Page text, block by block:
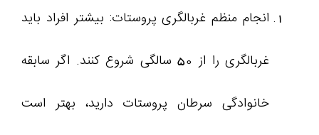
انجام منظم غربالگری پروستات: بیشتر افراد باید
غربالگری را از 50 سالگی شروع کنند. اگر سابقه
خانوادگی سرطان پروستات دارید، بهتر است